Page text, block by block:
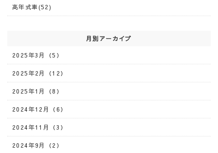
高年式車(52)
月別アーカイブ
2025年3月（5）
2025年2月（12）
2025年1月（8）
2024年12月（6）
2024年11月（3）
2024年9月（2）